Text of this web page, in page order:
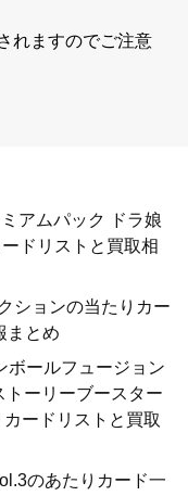
れますのでご注意
アムパック ドラ娘
ドリストと買取相
ションの当たりカー
まとめ
ボールフュージョン
トーリーブースター
ードリストと買取
のあたりカード一